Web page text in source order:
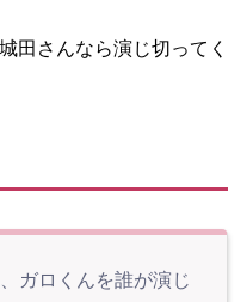
田さんなら演じ切ってく
ガロくんを誰が演じ